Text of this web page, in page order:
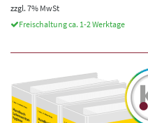
zzgl. 7% MwSt
Freischaltung ca. 1-2 Werktage